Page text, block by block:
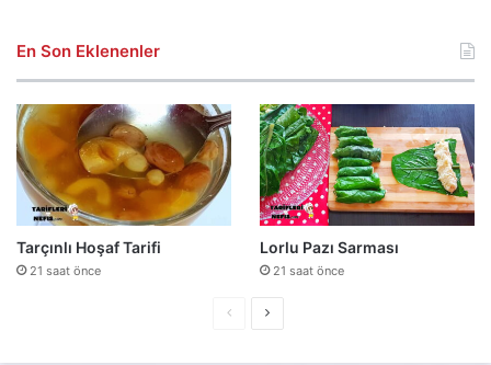
En Son Eklenenler
Tarçınlı Hoşaf Tarifi
21 saat önce
Lorlu Pazı Sarması
21 saat önce
ÖncekiSonraki